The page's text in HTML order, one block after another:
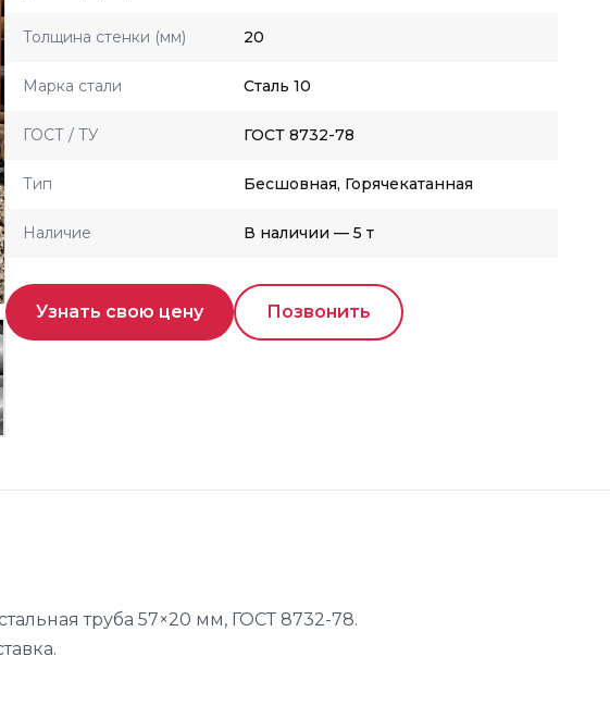
Толщина стенки (мм) 20
Марка стали Сталь 10
ГОСТ / ТУ ГОСТ 8732-78
Тип Бесшовная, Горячекатанная
Наличие В наличии — 5 т
Узнать свою цену Позвонить
труба 57×20 мм, ГОСТ 8732-78.